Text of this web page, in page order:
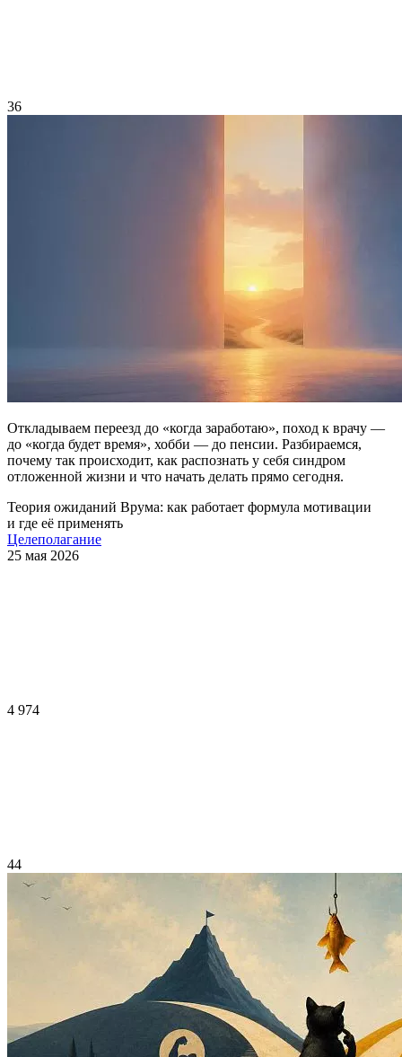
36
Откладываем переезд до «когда заработаю», поход к врачу —
до «когда будет время», хобби — до пенсии. Разбираемся,
почему так происходит, как распознать у себя синдром
отложенной жизни и что начать делать прямо сегодня.
Теория ожиданий Врума: как работает формула мотивации
и где её применять
Целеполагание
25 мая 2026
4 974
44